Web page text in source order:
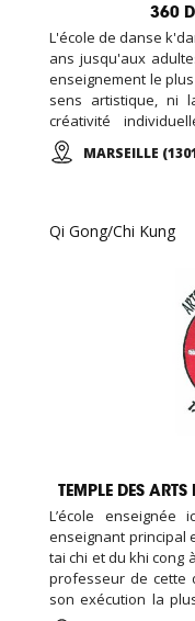
360
L'école de danse
ans jusqu'aux
enseignement le
sens artistique, ni
créativité
chorégraphiques.
danse classique,
de cirque...
MARSEILLE
Qi Gong/Chi Kung
TEMPLE DES
L’école
enseignant principal
tai chi et du khi cong
professeur de cette
son exécution la